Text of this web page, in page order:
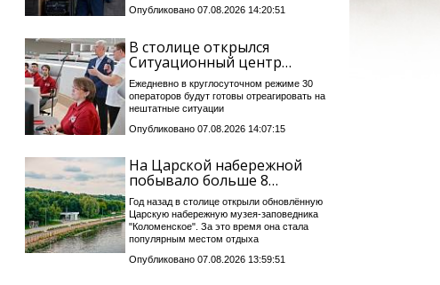
Опубликовано 07.08.2026 14:20:51
В столице открылся
Ситуационный центр…
Ежедневно в круглосуточном режиме 30
операторов будут готовы отреагировать на
нештатные ситуации
Опубликовано 07.08.2026 14:07:15
На Царской набережной
побывало больше 8…
Год назад в столице открыли обновлённую
Царскую набережную музея-заповедника
"Коломенское". За это время она стала
популярным местом отдыха
Опубликовано 07.08.2026 13:59:51